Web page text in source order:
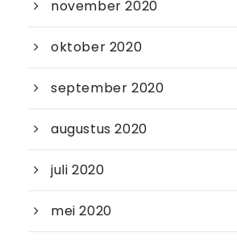
november 2020
oktober 2020
september 2020
augustus 2020
juli 2020
mei 2020